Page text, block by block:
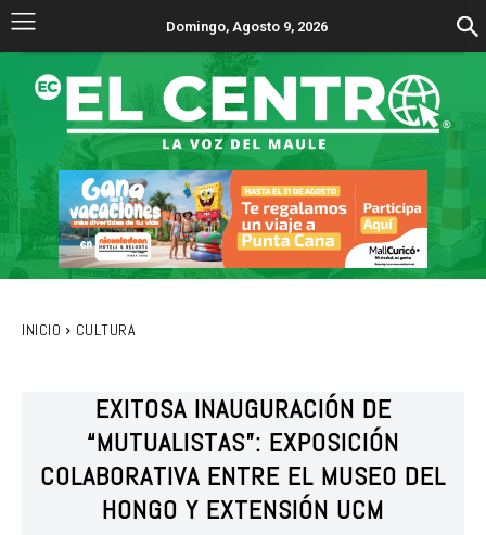
Domingo, Agosto 9, 2026
INICIO CULTURA
EXITOSA INAUGURACIÓN DE
“MUTUALISTAS”: EXPOSICIÓN
COLABORATIVA ENTRE EL MUSEO DEL
HONGO Y EXTENSIÓN UCM